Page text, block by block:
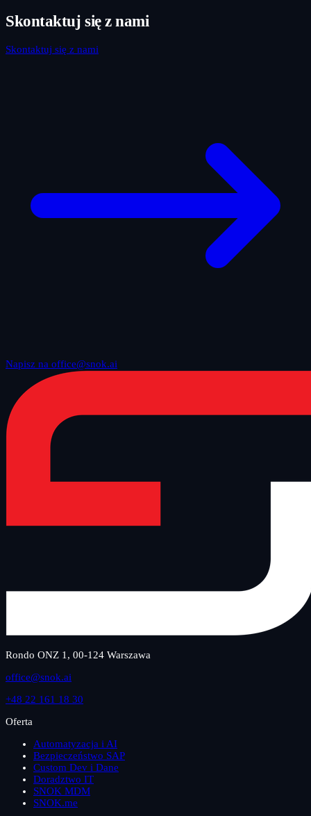
Skontaktuj się z nami
Skontaktuj się z nami
Napisz na office@snok.ai
Rondo ONZ 1, 00-124 Warszawa
office@snok.ai
+48 22 161 18 30
Oferta
Automatyzacja i AI
Bezpieczeństwo SAP
Custom Dev i Dane
Doradztwo IT
SNOK MDM
SNOK.me